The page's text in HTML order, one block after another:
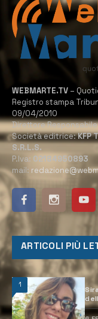
WEBMARTE.TV –
Registro stampa
09/04/2010
Direttore
Società editrice:KFP
S.R.L.S.
P.Iva: 02184950893
mail:
ARTICOLI PIÙ
1